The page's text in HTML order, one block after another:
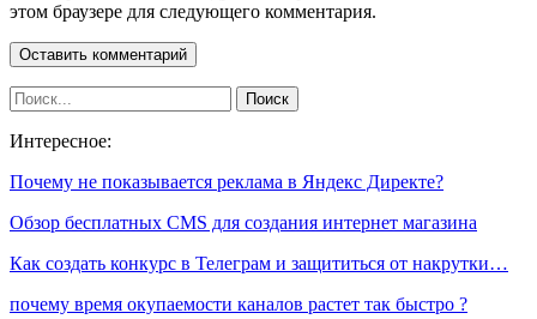
этом браузере для следующего комментария.
Интересное:
Почему не показывается реклама в Яндекс Директе?
Обзор бесплатных CMS для создания интернет магазина
Как создать конкурс в Телеграм и защититься от накрутки…
почему время окупаемости каналов растет так быстро ?